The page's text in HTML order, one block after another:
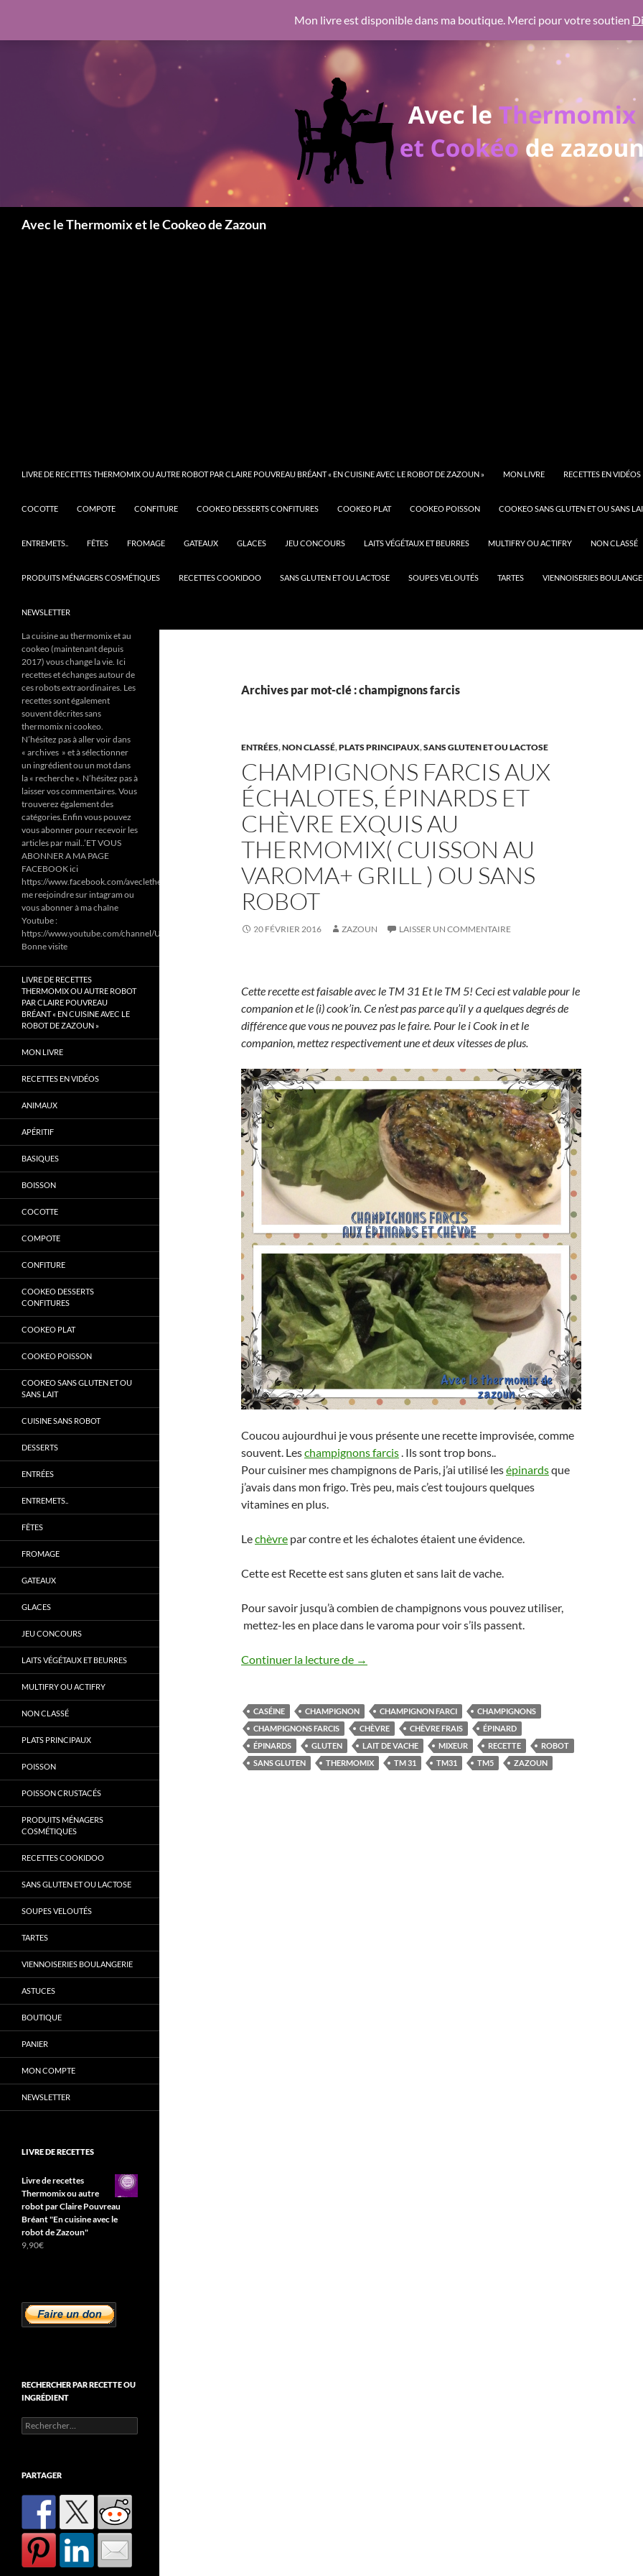
au
Avec le Thermomix et le Cookeo de Zazoun
LIVRE DE RECETTES THERMOMIX OU AUTRE ROBOT PAR CLAIRE POUVREAU BRÉANT « EN CUISINE AVEC LE ROBOT DE ZAZOUN » MON LIVRE RECETTES EN VIDÉOS
COCOTTE COMPOTE CONFITURE COOKEO DESSERTS CONFITURES COOKEO PLAT COOKEO POISSON COOKEO SANS GLUTEN ET OU SANS
ENTREMETS.. FÊTES FROMAGE GATEAUX GLACES JEU CONCOURS LAITS VÉGÉTAUX ET BEURRES MULTIFRY OU ACTIFRY NON CLASSÉ
PRODUITS MÉNAGERS COSMÉTIQUES RECETTES COOKIDOO SANS GLUTEN ET OU LACTOSE SOUPES VELOUTÉS TARTES VIENNOISERIES
NEWSLETTER
Archives par mot-clé : champignons farcis
ENTRÉES,NON CLASSÉ,PLATS PRINCIPAUX,SANS GLUTEN ET OU LACTOSE
CHAMPIGNONS FARCIS AUX
ÉCHALOTES, ÉPINARDS ET
CHÈVRE EXQUIS AU
THERMOMIX( CUISSON AU
VAROMA+ GRILL ) OU SANS
ROBOT
20 FÉVRIER 2016 ZAZOUN LAISSER UN COMMENTAIRE
Cette recette est faisable avec le TM 31 Et le TM 5! Ceci est valable pour le
companion et le (i) cook’in. Ce n’est pas parce qu’il y a quelques degrés de
différence que vous ne pouvez pas le faire. Pour le i Cook in et le
companion, mettez respectivement une et deux vitesses de plus.
Coucou aujourdhui je vous présente une recette improvisée, comme
souvent. Leschampignons farcis. Ils sont trop bons..
Pour cuisiner mes champignons de Paris, j’ai utilisé lesépinardsque
j’avais dans mon frigo. Très peu, mais c’est toujours quelques
vitamines en plus.
Lechèvre par contre et les échalotes étaient une évidence.
Cette est Recette est sans gluten et sans lait de vache.
Pour savoir jusqu’à combien de champignons vous pouvez utiliser,
mettez-les en place dans le varoma pour voir s’ils passent.
Continuer la lecture de Champignons farcis aux échalotes, épinards et chèvre
→
CASÉINE CHAMPIGNON CHAMPIGNON FARCI
CHAMPIGNONS
CHAMPIGNONS FARCIS
CHÈVRE CHÈVRE FRAIS
ÉPINARD
ÉPINARDS
GLUTEN LAIT DE VACHE MIXEUR RECETTE
ROBOT
SANS GLUTEN
THERMOMIX TM 31 TM31 TM5 ZAZOUN
La cuisine au thermomix et au
cookeo (maintenant depuis
2017) vous change la vie. Ici
recettes et échanges autour de
ces robots extraordinaires. Les
recettes sont également
souvent décrites sans
thermomix ni cookeo.
N’hésitez pas à aller voir dans
« archives » et à sélectionner
un ingrédient ou un mot dans
la « recherche ». N’hésitez pas à
laisser vos commentaires. Vous
trouverez également des
catégories.Enfin vous pouvez
vous abonner pour recevoir les
articles par mail..’ET VOUS
ABONNER A MA PAGE
FACEBOOK ici
https://www.facebook.com/aveclethermomixetcookeodezazoun/
me reejoindre sur intagram ou
vous abonner à ma chaîne
Youtube :
https://www.youtube.com/channel/UC6Pa6dF808fmGjZ5MMlrtaA
Bonne visite
LIVRE DE RECETTES
THERMOMIX OU AUTRE ROBOT
PAR CLAIRE POUVREAU
BRÉANT « EN CUISINE AVEC LE
ROBOT DE ZAZOUN »
MON LIVRE
RECETTES EN VIDÉOS
ANIMAUX
APÉRITIF
BASIQUES
BOISSON
COCOTTE
COMPOTE
CONFITURE
COOKEO DESSERTS
CONFITURES
COOKEO PLAT
COOKEO POISSON
COOKEO SANS GLUTEN ET OU
SANS LAIT
CUISINE SANS ROBOT
DESSERTS
ENTRÉES
ENTREMETS..
FÊTES
FROMAGE
GATEAUX
GLACES
JEU CONCOURS
LAITS VÉGÉTAUX ET BEURRES
MULTIFRY OU ACTIFRY
NON CLASSÉ
PLATS PRINCIPAUX
POISSON
POISSON CRUSTACÉS
PRODUITS MÉNAGERS
COSMÉTIQUES
RECETTES COOKIDOO
SANS GLUTEN ET OU LACTOSE
SOUPES VELOUTÉS
TARTES
VIENNOISERIES BOULANGERIE
ASTUCES
BOUTIQUE
PANIER
MON COMPTE
NEWSLETTER
LIVRE DE RECETTES
Livre de recettes
Thermomix ou autre
robot par Claire Pouvreau
Bréant "En cuisine avec le
robot de Zazoun"
9,90€
RECHERCHER PAR RECETTE OU
INGRÉDIENT
Rechercher :
PARTAGER
Mon livre est disponible dans ma boutique. Merci pour votre soutien